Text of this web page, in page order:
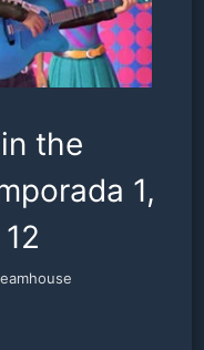
the
1,